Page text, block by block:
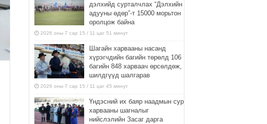
дэлхийд сурталчлах “Дэлхийн
адууны өдөр”-т 15000 морьтон
оролцож байна
2026 оны 7 сар 15 / 11 цаг 51 минут
Шагайн харвааны насанд
хүрэгчдийн багийн төрөлд 106
багийн 848 харваач өрсөлдөж,
шилдгүүд шалгарав
2026 оны 7 сар 15 / 11 цаг 45 минут
Үндэсний их баяр наадмын сур
харвааны шагналыг
нийслэлийн Засаг дарга